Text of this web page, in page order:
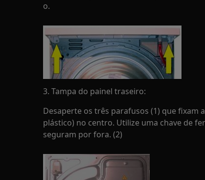
o.
3. Tampa do painel traseiro:
Desaperte os três parafusos (1) que fixam
plástico) no centro. Utilize uma chave de
seguram por fora. (2)